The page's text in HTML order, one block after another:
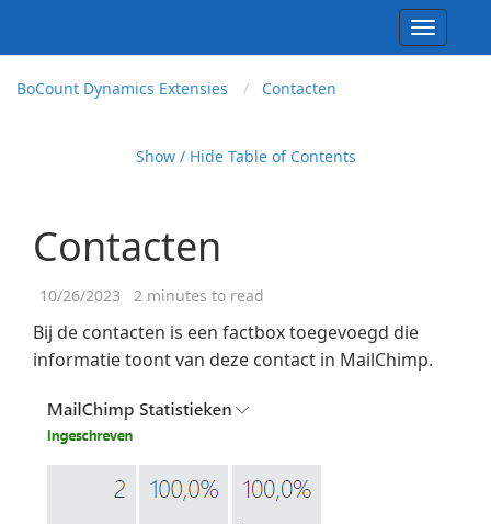
Toggle
BoCount Dynamics Extensies Contacten
Show / Hide Table of Contents
Contacten
10/26/2023 2 minutes to read
Bij de contacten is een factbox toegevoegd die
informatie toont van deze contact in MailChimp.